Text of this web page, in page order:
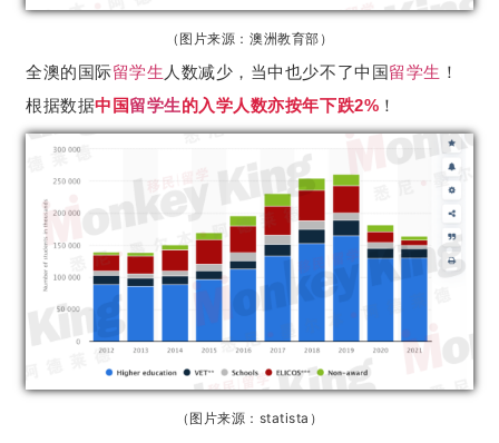
（图片来源：澳洲教育部）
全澳的国际留学生人数减少，当中也少不了中国留学生 ！
根据数据中国留学生的入学人数亦按年下跌2% ！
（图片来源： statista）